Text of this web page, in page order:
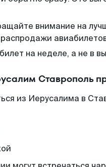
внимание на
на неделе, а не в
Ставрополь
из Иерусалима в